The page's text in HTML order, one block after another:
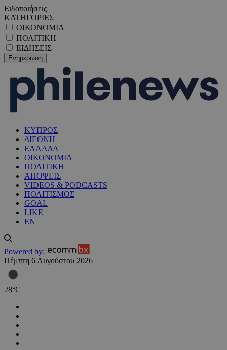
Ειδοποιήσεις
ΚΑΤΗΓΟΡΙΕΣ
ΟΙΚΟΝΟΜΙΑ
ΠΟΛΙΤΙΚΗ
ΕΙΔΗΣΕΙΣ
ΚΥΠΡΟΣ
ΔΙΕΘΝΗ
ΕΛΛΑΔΑ
ΟΙΚΟΝΟΜΙΑ
ΠΟΛΙΤΙΚΗ
ΑΠΟΨΕΙΣ
VIDEOS & PODCASTS
ΠΟΛΙΤΙΣΜΟΣ
GOAL
LIKE
EN
Powered by:
Πέμπτη 6 Αυγούστου 2026
28°C